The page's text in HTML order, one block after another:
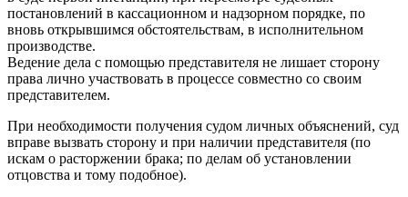
постановлений в кассационном и надзорном порядке, по
вновь открывшимся обстоятельствам, в исполнительном
производстве.
Ведение дела с помощью представителя не лишает сторону
права лично участвовать в процессе совместно со своим
представителем.
При необходимости получения судом личных объяснений, суд
вправе вызвать сторону и при наличии представителя (по
искам о расторжении брака; по делам об установлении
отцовства и тому подобное).